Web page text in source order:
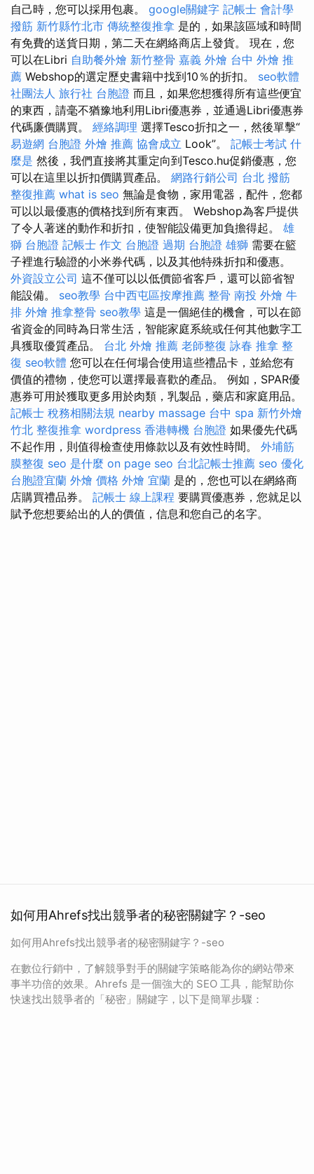
自己時，您可以採用包裹。 google關鍵字 記帳士 會計學
撥筋 新竹縣竹北市 傳統整復推拿 是的，如果該區域和時間
有免費的送貨日期，第二天在網絡商店上發貨。 現在，您
可以在Libri 自助餐外燴 新竹整骨 嘉義 外燴 台中 外燴 推
薦 Webshop的選定歷史書籍中找到10％的折扣。 seo軟體
社團法人 旅行社 台胞證 而且，如果您想獲得所有這些便宜
的東西，請毫不猶豫地利用Libri優惠券，並通過Libri優惠券
代碼廉價購買。 經絡調理 選擇Tesco折扣之一，然後單擊“
易遊網 台胞證 外燴 推薦 協會成立 Look”。 記帳士考試 什
麼是 然後，我們直接將其重定向到Tesco.hu促銷優惠，您
可以在這里以折扣價購買產品。 網路行銷公司 台北 撥筋
整復推薦 what is seo 無論是食物，家用電器，配件，您都
可以以最優惠的價格找到所有東西。 Webshop為客戶提供
了令人著迷的動作和折扣，使智能設備更加負擔得起。 雄
獅 台胞證 記帳士 作文 台胞證 過期 台胞證 雄獅 需要在籃
子裡進行驗證的小米券代碼，以及其他特殊折扣和優惠。
外資設立公司 這不僅可以以低價節省客戶，還可以節省智
能設備。 seo教學 台中西屯區按摩推薦 整骨 南投 外燴 牛
排 外燴 推拿整骨 seo教學 這是一個絕佳的機會，可以在節
省資金的同時為日常生活，智能家庭系統或任何其他數字工
具獲取優質產品。 台北 外燴 推薦 老師整復 詠春 推拿 整
復 seo軟體 您可以在任何場合使用這些禮品卡，並給您有
價值的禮物，使您可以選擇最喜歡的產品。 例如，SPAR優
惠券可用於獲取更多用於肉類，乳製品，藥店和家庭用品。
記帳士 稅務相關法規 nearby massage 台中 spa 新竹外燴
竹北 整復推拿 wordpress 香港轉機 台胞證 如果優先代碼
不起作用，則值得檢查使用條款以及有效性時間。 外埔筋
膜整復 seo 是什麼 on page seo 台北記帳士推薦 seo 優化
台胞證宜蘭 外燴 價格 外燴 宜蘭 是的，您也可以在網絡商
店購買禮品券。 記帳士 線上課程 要購買優惠券，您就足以
賦予您想要給出的人的價值，信息和您自己的名字。
如何用Ahrefs找出競爭者的秘密關鍵字？-seo
如何用Ahrefs找出競爭者的秘密關鍵字？-seo
在數位行銷中，了解競爭對手的關鍵字策略能為你的網站帶來
事半功倍的效果。Ahrefs 是一個強大的 SEO 工具，能幫助你
快速找出競爭者的「秘密」關鍵字，以下是簡單步驟：